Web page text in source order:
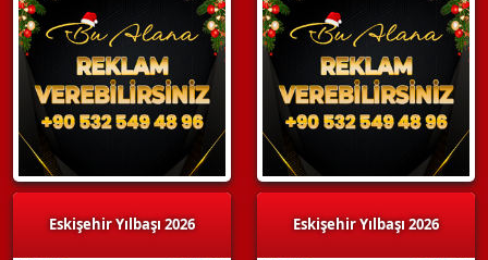
Eskişehir Yılbaşı 2026 Eskişehir Yılbaşı 2026